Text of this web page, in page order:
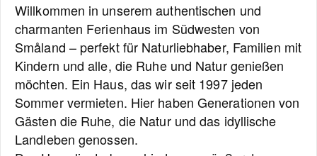
Willkommen in unserem authentischen und
charmanten Ferienhaus im Südwesten von
Småland – perfekt für Naturliebhaber, Familien mit
Kindern und alle, die Ruhe und Natur genießen
möchten. Ein Haus, das wir seit 1997 jeden
Sommer vermieten. Hier haben Generationen von
Gästen die Ruhe, die Natur und das idyllische
Landleben genossen.